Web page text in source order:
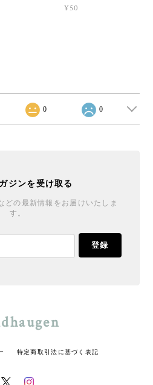
¥50
0 0
ジンを受け取る
どの最新情報をお届けいたしま
す。
登録
特定商取引法に基づく表記